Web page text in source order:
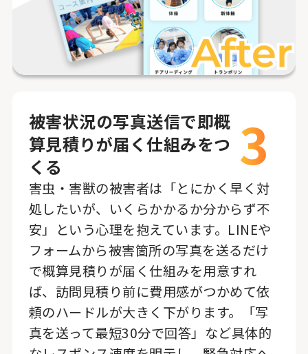
被害状況の写真送信で即概
算見積りが届く仕組みをつ
くる
3
害虫・害獣の被害者は「とにかく早く対
処したいが、いくらかかるか分からず不
安」という心理を抱えています。LINEや
フォームから被害箇所の写真を送るだけ
で概算見積りが届く仕組みを用意すれ
ば、訪問見積り前に費用感がつかめて依
頼のハードルが大きく下がります。「写
真を送って最短30分で回答」など具体的